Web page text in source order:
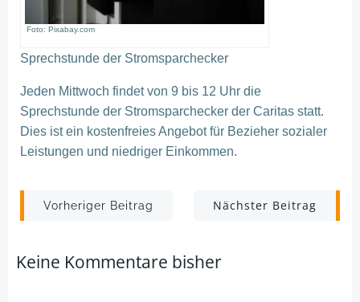
Foto: Pixabay.com
Sprechstunde der Stromsparchecker
Jeden Mittwoch findet von 9 bis 12 Uhr die
Sprechstunde der Stromsparchecker der Caritas statt.
Dies ist ein kostenfreies Angebot für Bezieher sozialer
Leistungen und niedriger Einkommen.
Post
navigation
Vorheriger Beitrag
Post
navigation
Nächster Beitrag
Keine Kommentare bisher